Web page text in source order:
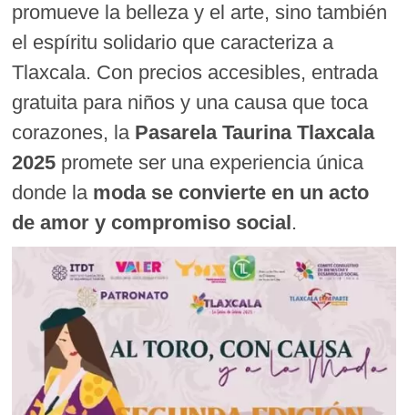
promueve la belleza y el arte, sino también
el espíritu solidario que caracteriza a
Tlaxcala. Con precios accesibles, entrada
gratuita para niños y una causa que toca
corazones, la Pasarela Taurina Tlaxcala
2025 promete ser una experiencia única
donde la moda se convierte en un acto
de amor y compromiso social.